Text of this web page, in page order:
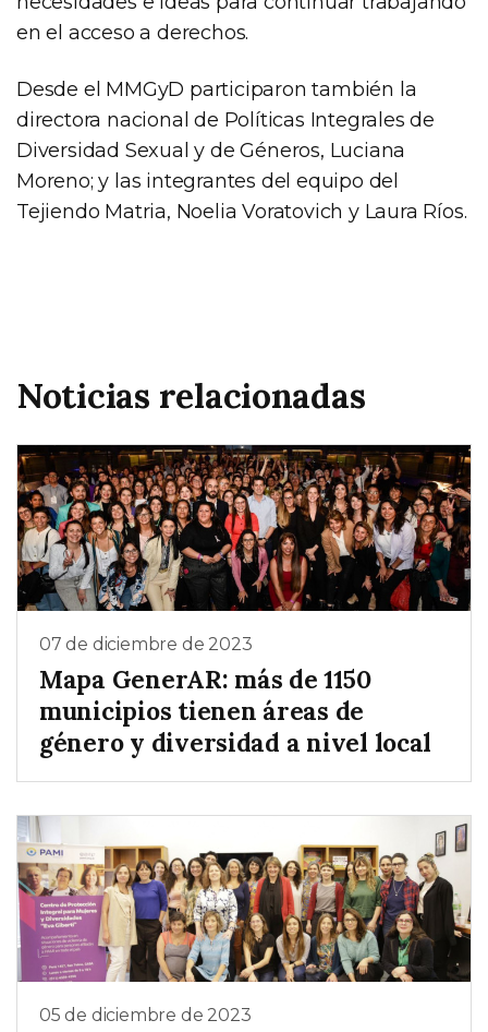
en el acceso a derechos.
Desde el MMGyD participaron también la
directora nacional de Políticas Integrales de
Diversidad Sexual y de Géneros, Luciana
Moreno; y las integrantes del equipo del
Tejiendo Matria, Noelia Voratovich y Laura Ríos.
Noticias relacionadas
07 de diciembre de 2023
Mapa GenerAR: más de 1150
municipios tienen áreas de
género y diversidad a nivel local
05 de diciembre de 2023